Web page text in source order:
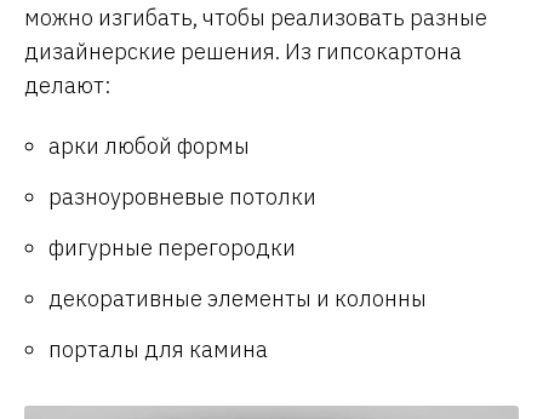
можно изгибать, чтобы реализовать разные
дизайнерские решения. Из гипсокартона
делают:
арки любой формы
разноуровневые потолки
фигурные перегородки
декоративные элементы и колонны
порталы для камина